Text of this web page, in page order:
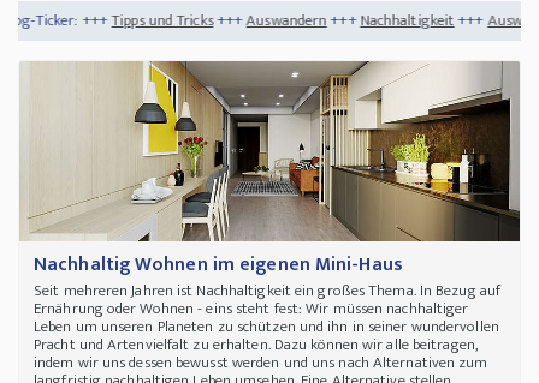
und Tricks+++Auswandern+++Nachhaltigkeit+++Auswandern -
Nachhaltig Wohnen im eigenen Mini-Haus
Seit mehreren Jahren ist Nachhaltigkeit ein großes Thema. In Bezug auf
Ernährung oder Wohnen - eins steht fest: Wir müssen nachhaltiger
Leben um unseren Planeten zu schützen und ihn in seiner wundervollen
Pracht und Artenvielfalt zu erhalten. Dazu können wir alle beitragen,
indem wir uns dessen bewusst werden und uns nach Alternativen zum